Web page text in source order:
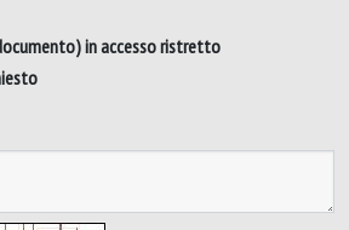
in accesso ristretto